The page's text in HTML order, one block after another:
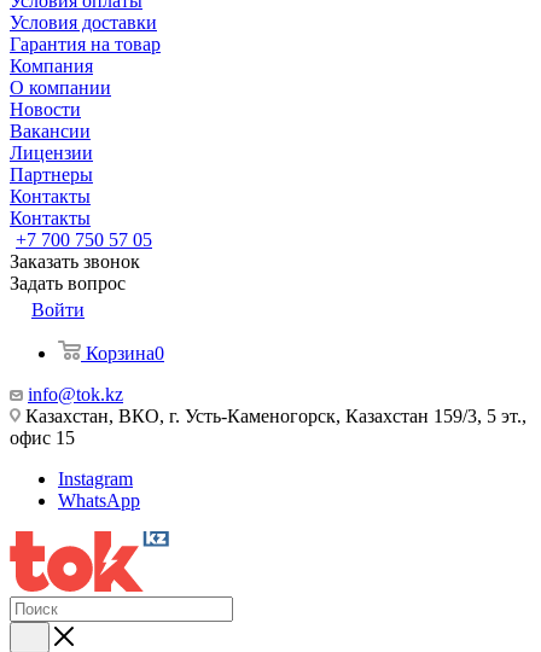
Условия доставки
Гарантия на товар
Компания
О компании
Новости
Вакансии
Лицензии
Партнеры
Контакты
Контакты
+7 700 750 57 05
Заказать звонок
Задать вопрос
Войти
Корзина0
info@tok.kz
Казахстан, ВКО, г. Усть-Каменогорск, Казахстан 159/3, 5 эт.,
офис 15
Instagram
WhatsApp